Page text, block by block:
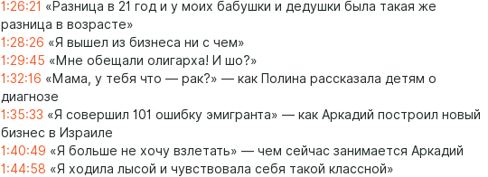
1:26:21 «Разница в 21 год и у моих бабушки и дедушки была такая же
разница в возрасте»
1:28:26 «Я вышел из бизнеса ни с чем»
1:29:45 «Мне обещали олигарха! И шо?»
1:32:16 «Мама, у тебя что — рак?» — как Полина рассказала детям о
диагнозе
1:35:33 «Я совершил 101 ошибку эмигранта» — как Аркадий построил новый
бизнес в Израиле
1:40:49 «Я больше не хочу взлетать» — чем сейчас занимается Аркадий
1:44:58 «Я ходила лысой и чувствовала себя такой классной»